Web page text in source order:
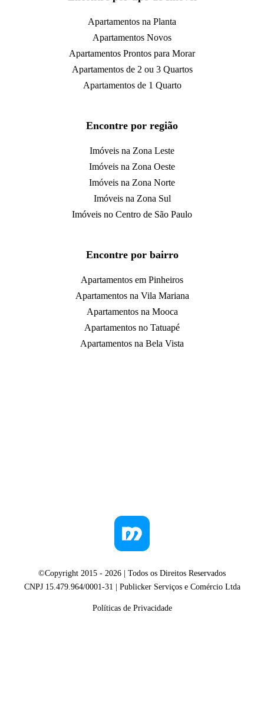
Apartamentos na Planta
Apartamentos Novos
Apartamentos Prontos para Morar
Apartamentos de 2 ou 3 Quartos
Apartamentos de 1 Quarto
Encontre por região
Imóveis na Zona Leste
Imóveis na Zona Oeste
Imóveis na Zona Norte
Imóveis na Zona Sul
Imóveis no Centro de São Paulo
Encontre por bairro
Apartamentos em Pinheiros
Apartamentos na Vila Mariana
Apartamentos na Mooca
Apartamentos no Tatuapé
Apartamentos na Bela Vista
©Copyright 2015 - 2026 | Todos os Direitos Reservados
CNPJ 15.479.964/0001-31 | Publicker Serviços e Comércio Ltda
Políticas de Privacidade